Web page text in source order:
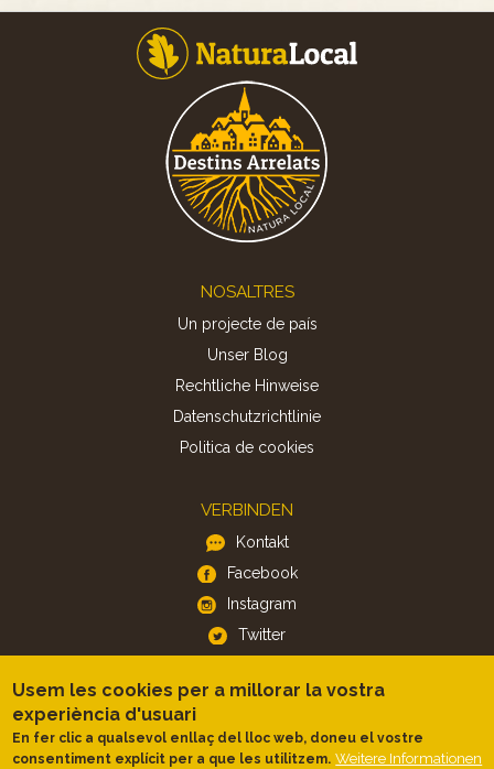
NOSALTRES
Un projecte de país
Unser Blog
Rechtliche Hinweise
Datenschutzrichtlinie
Politica de cookies
VERBINDEN
Kontakt
Facebook
Instagram
Twitter
APP
iOS
Android
Usem les cookies per a millorar la vostra
experiència d'usuari
En fer clic a qualsevol enllaç del lloc web, doneu el vostre
consentiment explícit per a que les utilitzem. Weitere Informationen